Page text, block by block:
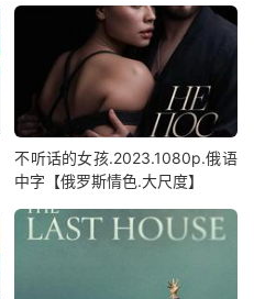
不听话的女孩.2023.1080p.俄语
中字【俄罗斯情色.大尺度】